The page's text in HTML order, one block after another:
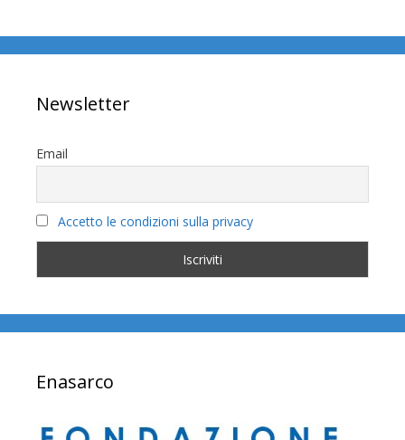
Newsletter
Email
Accetto le condizioni sulla privacy
Enasarco